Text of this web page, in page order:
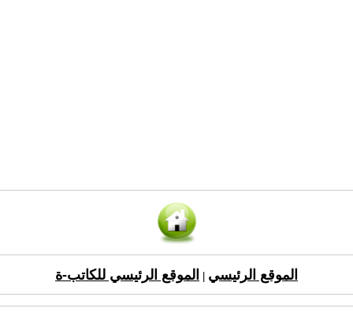
الموقع الرئيسي الموقع الرئيسي للكاتب-ة